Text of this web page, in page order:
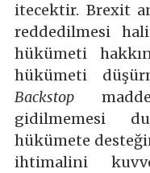
itecektir. Brexit
reddedilmesi
hükümeti
hükümeti
Backstop
gidilmemesi
hükümete
ihtimalini